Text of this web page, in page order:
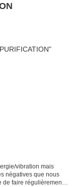
vibration mais
négatives que nous
de faire régulièrement